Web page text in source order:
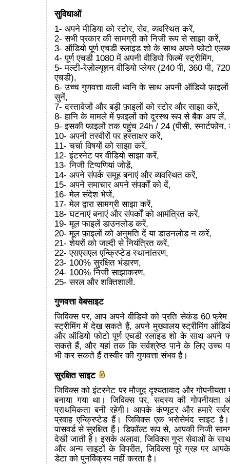
सुविधाओं
1- अपने मीडिया को स्टोर, सेव, व्यवस्थित करें,
2- सभी प्रकार की सामग्री को निजी रूप से साझा करें,
3- ऑडियो पूर्ण एचडी स्लाइड शो के साथ अपने फोटो
4- पूर्ण एचडी 1080 में अपनी वीडियो फिल्में स्ट्रीमिंग,
5- मल्टी-रेज़ोल्यूशन वीडियो प्लेयर (240 पी, 360 पी,
एचडी),
6- उच्च गुणवत्ता वाली ध्वनि के साथ अपनी ऑडियो
सुनें,
7- दस्तावेजों और बड़ी फ़ाइलों को स्टोर और साझा करें,
8- हानि के मामले में फ़ाइलों को दूरस्थ रूप से बैक अप लें,
9- इसकी फाइलों तक पहुंच 24h / 24 (पीसी,
10- अपनी तस्वीरों पर हस्ताक्षर करें,
11- चर्चा विषयों को साझा करें,
12- इंटरनेट पर वीडियो साझा करें,
13- निजी टिप्पणियां जोड़ें,
14- अपने संपर्क समूह बनाएं और व्यवस्थित करें,
15- अपने समाचार अपने संपर्कों को दें,
16- मेल संदेश भेजें,
17- मेल द्वारा सामग्री साझा करें,
18- घटनाएं बनाएं और संपर्कों को आमंत्रित करें,
19- मूल फाइलें डाउनलोड करें,
20- मूल फ़ाइलों को अनुमति दें या डाउनलोड न करें,
21- शेयरों को जल्दी से नियंत्रित करें,
22- एसएसएल एन्क्रिप्टेड स्थानांतरण,
23- 100% सुरक्षित भंडारण,
24- 100% निजी साझाकरण,
25- सरल और शक्तिशाली.
गुणवत्ता वेबसाइट
जिविक्स पर, आप अपने वीडियो को प्रति सेकंड 60 फ्रेम
स्ट्रीमिंग में देख सकते हैं, अपने मुख्यालय स्ट्रीमिंग
और ऑडियो फोटो पूर्ण एचडी स्लाइड शो के साथ अपने
सकते हैं, और यहां तक कि सर्वश्रेष्ठ पाने के लिए उच्च
भी कर सकते हैं तस्वीर की गुणवत्ता संभव है।
सुरक्षित साइट
जिविक्स को इंटरनेट पर मौजूद दृश्यतावाद और गोपनीयता
बनाया गया था। जिविक्स पर, सदस्य की गोपनीयता
प्राथमिकता बनी रहेगी। आपके कंप्यूटर और हमारे
प्रवाह एन्क्रिप्टेड हैं। जिविक्स एक भरोसेमंद साइट
पासवर्ड से सुरक्षित हैं। डिफ़ॉल्ट रूप से, आपकी निजी
देखी जाती है। इसके अलावा, जिविक्स गुप्त सेवाओं के
और अन्य साइटों के विपरीत, जिविक्स पूरे ग्रह पर
डेटा को पुनर्विक्रय नहीं करता है।